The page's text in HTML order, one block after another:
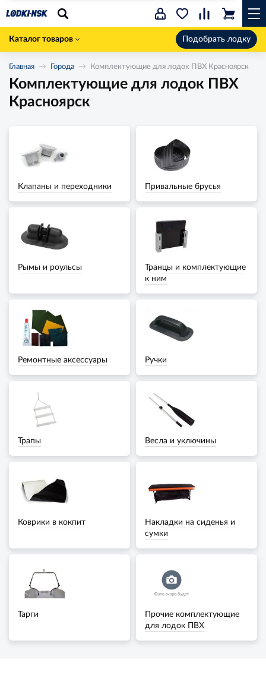
Каталог товаров Подобрать лодку
Главная Города Комплектующие для лодок ПВХ Красноярск
Комплектующие для лодок ПВХ
Красноярск
Клапаны и переходники Привальные брусья
Рымы и роульсы
Транцы и комплектующие
к ним
Ремонтные аксессуары Ручки
Трапы Весла и уключины
Коврики в кокпит
Накладки на сиденья и
сумки
Тарги
Прочие комплектующие
для лодок ПВХ